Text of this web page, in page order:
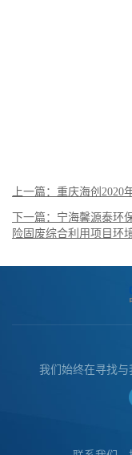
上一篇：重庆海创2020
下一篇：宁海馨源泰环
险固废综合利用项目环
我们始终在寻找